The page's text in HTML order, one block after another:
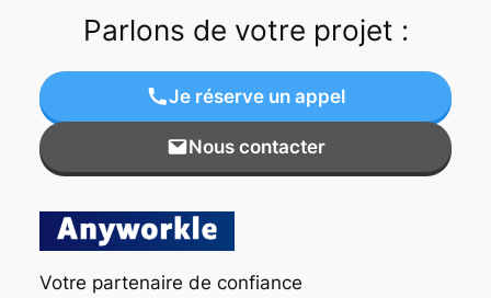
Parlons de votre projet :
Je réserve un appel
Nous contacter
Votre partenaire de confiance